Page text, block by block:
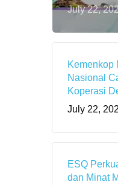
July 22,
Kemenkop
Nasional
Koperasi
July 22,
ESQ
dan Minat